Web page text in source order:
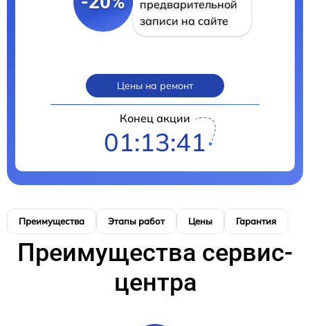
предварительной
записи на сайте
Цены на ремонт
Конец акции
01:13:40
Преимущества Этапы работ Цены Гарантия
Преимущества сервис-
центра